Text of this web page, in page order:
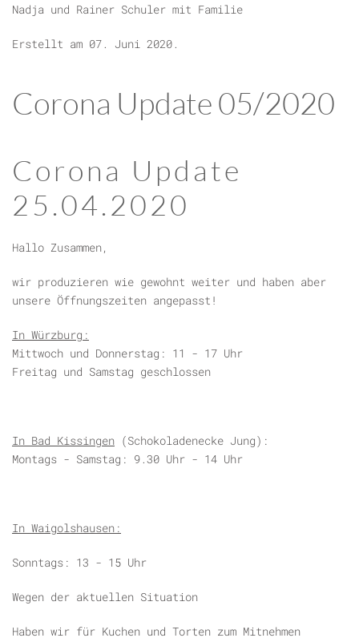
Nadja und Rainer Schuler mit Familie
Erstellt am 07. Juni 2020.
Corona Update 05/2020
Corona Update
25.04.2020
Hallo Zusammen,
wir produzieren wie gewohnt weiter und haben aber
unsere Öffnungszeiten angepasst!
In Würzburg:
Mittwoch und Donnerstag: 11 - 17 Uhr
Freitag und Samstag geschlossen
In Bad Kissingen (Schokoladenecke Jung):
Montags - Samstag: 9.30 Uhr - 14 Uhr
In Waigolshausen:
Sonntags: 13 - 15 Uhr
Wegen der aktuellen Situation
Haben wir für Kuchen und Torten zum Mitnehmen